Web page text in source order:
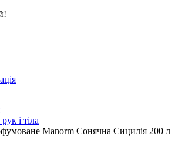
і тіла
Manorm Сонячна Сицилія 200 л